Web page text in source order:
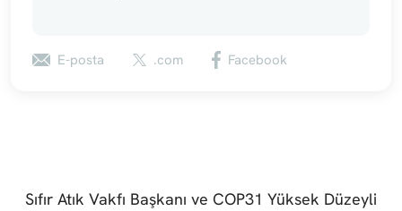
E-posta .com Facebook
Sıfır Atık Vakfı Başkanı ve COP31 Yüksek Düzeyli